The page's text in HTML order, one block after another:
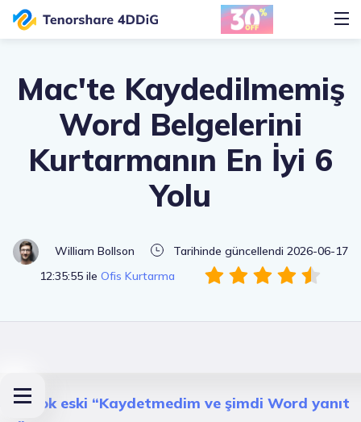
Mac'te Kaydedilmemiş
Word Belgelerini
Kurtarmanın En İyi 6
Yolu
William Bollson
Tarihinde güncellendi 2026-06-17
12:35:55 ile Ofis Kurtarma
：Çok eski “Kaydetmedim ve şimdi Word yanıt